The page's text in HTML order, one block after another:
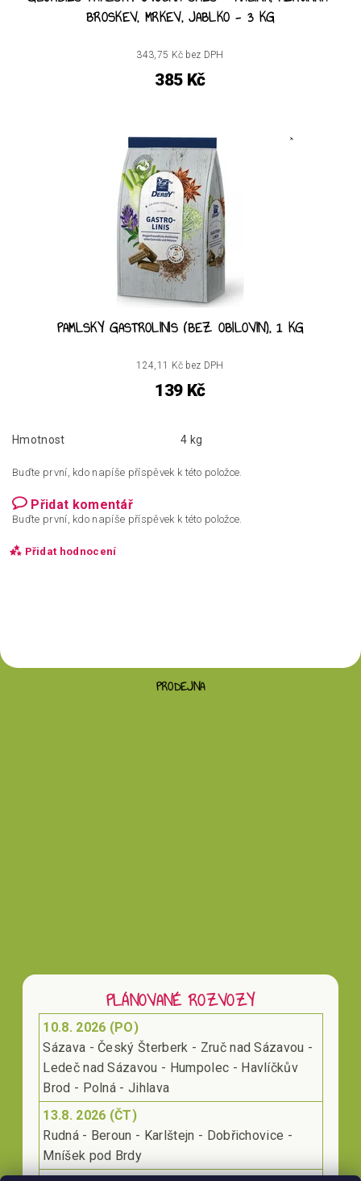
BROSKEV, MRKEV, JABLKO - 3 KG
343,75 Kč bez DPH
385 Kč
PAMLSKY GASTROLINIS (BEZ OBILOVIN), 1 KG
124,11 Kč bez DPH
139 Kč
Hmotnost 4 kg
Buďte první, kdo napíše příspěvek k této položce.
Přidat komentář
Buďte první, kdo napíše příspěvek k této položce.
Přidat hodnocení
PRODEJNA
PLÁNOVANÉ ROZVOZY
10.8. 2026 (PO)
Sázava - Český Šterberk - Zruč nad Sázavou -
Ledeč nad Sázavou - Humpolec - Havlíčkův
Brod - Polná - Jihlava
13.8. 2026 (ČT)
Rudná - Beroun - Karlštejn - Dobřichovice -
Mníšek pod Brdy